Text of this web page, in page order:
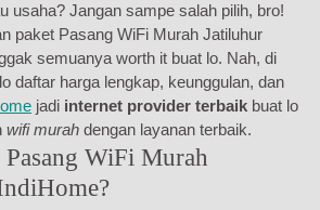
usaha? Jangan sampe salah pilih, bro!
paket Pasang WiFi Murah Jatiluhur
semuanya worth it buat lo. Nah, di
daftar harga lengkap, keunggulan, dan
jadi internet provider terbaik buat lo
wifi murah dengan layanan terbaik.
WiFi Murah